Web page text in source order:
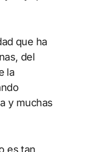
que ha
del
la
y muchas
es tan